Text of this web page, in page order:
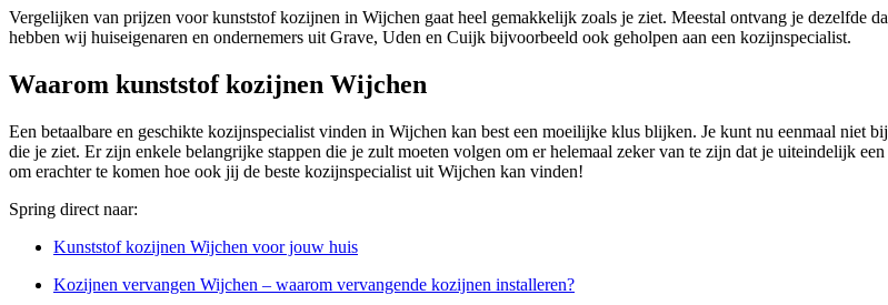
Vergelijken van prijzen voor kunststof kozijnen in Wijchen gaat heel gemakkelijk zoals je ziet. Meestal ontvang je dezelfde
hebben wij huiseigenaren en ondernemers uit Grave, Uden en Cuijk bijvoorbeeld ook geholpen aan een kozijnspecialist.
Waarom kunststof kozijnen Wijchen
Een betaalbare en geschikte kozijnspecialist vinden in Wijchen kan best een moeilijke klus blijken. Je kunt nu eenmaal niet
die je ziet. Er zijn enkele belangrijke stappen die je zult moeten volgen om er helemaal zeker van te zijn dat je uiteindelijk
om erachter te komen hoe ook jij de beste kozijnspecialist uit Wijchen kan vinden!
Spring direct naar:
Kunststof kozijnen Wijchen voor jouw huis
Kozijnen vervangen Wijchen – waarom vervangende kozijnen installeren?